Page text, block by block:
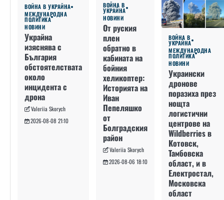
ВОЙНА В УКРАЙНА
МЕЖДУНАРОДНА
ПОЛИТИКА
НОВИНИ
Украйна
изяснява с
България
обстоятелствата
около
инцидента с
дрона
Valeriia Skorych
2026-08-08 21:10
ВОЙНА В
УКРАЙНА
НОВИНИ
От руския
плен
обратно в
кабината на
бойния
хеликоптер:
Историята на
Иван
Пепеляшко
от
Болградския
район
Valeriia Skorych
2026-08-06 18:10
ВОЙНА В
УКРАЙНА
МЕЖДУНАРОДНА
ПОЛИТИКА
НОВИНИ
Украински
дронове
поразиха през
нощта
логистични
центрове на
Wildberries в
Котовск,
Тамбовска
област, и в
Електростал,
Московска
област